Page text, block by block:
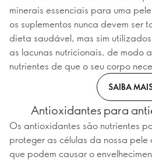
minerais essenciais para uma
os suplementos nunca devem ser
dieta saudável, mas sim
as lacunas nutricionais, de modo
nutrientes de que o seu corpo
SAIBA
Antioxidantes para
Os antioxidantes são nutrientes
proteger as células da nossa
que podem causar o